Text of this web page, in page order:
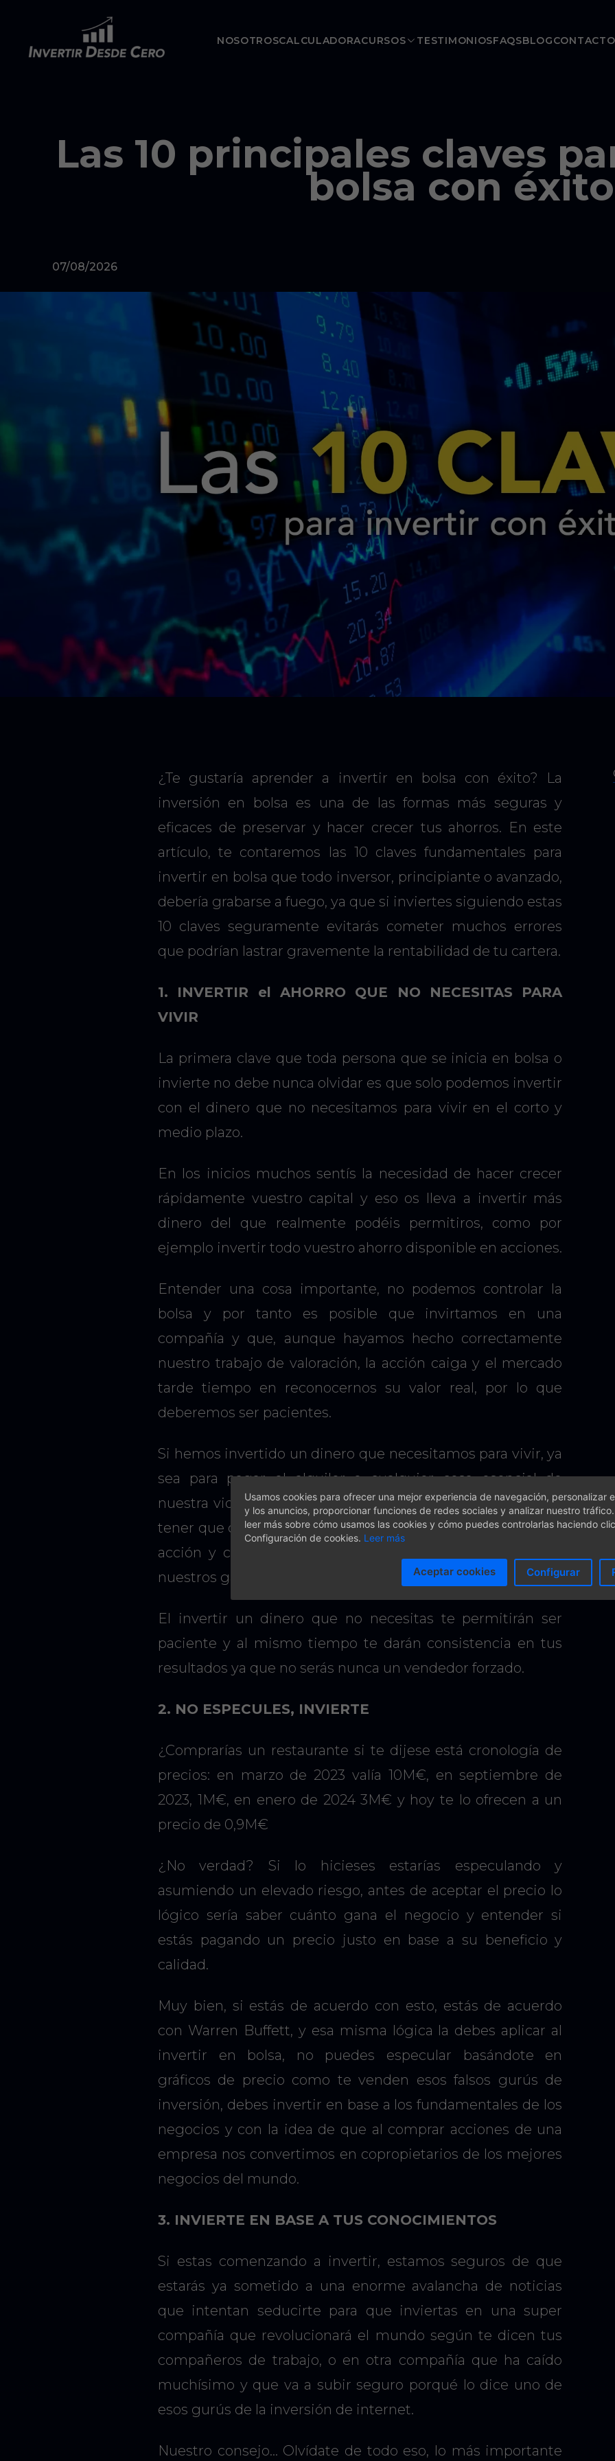
NOSOTROSCALCULADORACURSOS TESTIMONIOSFAQSBLOGCONTACTO
Las 10 principales claves
bolsa con éxito
07/08/2026
¿Te gustaría aprender a invertir en bolsa con éxito? La
inversión en bolsa es una de las formas más seguras y
eficaces de preservar y hacer crecer tus ahorros. En este
artículo, te contaremos las 10 claves fundamentales para
invertir en bolsa que todo inversor, principiante o avanzado,
debería grabarse a fuego, ya que si inviertes siguiendo estas
10 claves seguramente evitarás cometer muchos errores
que podrían lastrar gravemente la rentabilidad de tu cartera.
1. INVERTIR el AHORRO QUE NO NECESITAS PARA
VIVIR
La primera clave que toda persona que se inicia en bolsa o
invierte no debe nunca olvidar es que solo podemos invertir
con el dinero que no necesitamos para vivir en el corto y
medio plazo.
En los inicios muchos sentís la necesidad de hacer crecer
rápidamente vuestro capital y eso os lleva a invertir más
dinero del que realmente podéis permitiros, como por
ejemplo invertir todo vuestro ahorro disponible en acciones.
Entender una cosa importante, no podemos controlar la
bolsa y por tanto es posible que invirtamos en una
compañía y que, aunque hayamos hecho correctamente
nuestro trabajo de valoración, la acción caiga y el mercado
tarde tiempo en reconocernos su valor real, por lo que
deberemos ser pacientes.
Si hemos invertido un dinero que necesitamos para vivir, ya
sea para pagar el alquiler o cualquier cosa esencial de
nuestra vida esto podría ser devastador y podría llevarnos a
tener que disponer de ese dinero en el peor momento de la
acción y convertirnos en vendedores forzados para pagar
nuestros gastos.
El invertir un dinero que no necesitas te permitirán ser
paciente y al mismo tiempo te darán consistencia en tus
resultados ya que no serás nunca un vendedor forzado.
2. NO ESPECULES, INVIERTE
¿Comprarías un restaurante si te dijese está cronología de
precios: en marzo de 2023 valía 10M€, en septiembre de
2023, 1M€, en enero de 2024 3M€ y hoy te lo ofrecen a un
precio de 0,9M€
¿No verdad? Si lo hicieses estarías especulando y
asumiendo un elevado riesgo, antes de aceptar el precio lo
lógico sería saber cuánto gana el negocio y entender si
estás pagando un precio justo en base a su beneficio y
calidad.
Muy bien, si estás de acuerdo con esto, estás de acuerdo
con Warren Buffett, y esa misma lógica la debes aplicar al
invertir en bolsa, no puedes especular basándote en
gráficos de precio como te venden esos falsos gurús de
inversión, debes invertir en base a los fundamentales de los
negocios y con la idea de que al comprar acciones de una
empresa nos convertimos en copropietarios de los mejores
negocios del mundo.
3. INVIERTE EN BASE A TUS CONOCIMIENTOS
Si estas comenzando a invertir, estamos seguros de que
estarás ya sometido a una enorme avalancha de noticias
que intentan seducirte para que inviertas en una super
compañía que revolucionará el mundo según te dicen tus
compañeros de trabajo, o en otra compañía que ha caído
muchísimo y que va a subir seguro porqué lo dice uno de
esos gurús de la inversión de internet.
Nuestro consejo… Olvídate de todo eso, lo más importante
Usamos cookies para ofrecer una mejor experiencia de navegación, personalizar
y los anuncios, proporcionar funciones de redes sociales y analizar nuestro
leer más sobre cómo usamos las cookies y cómo puedes controlarlas haciendo
Configuración de cookies. Leer más
Aceptar cookies Configurar